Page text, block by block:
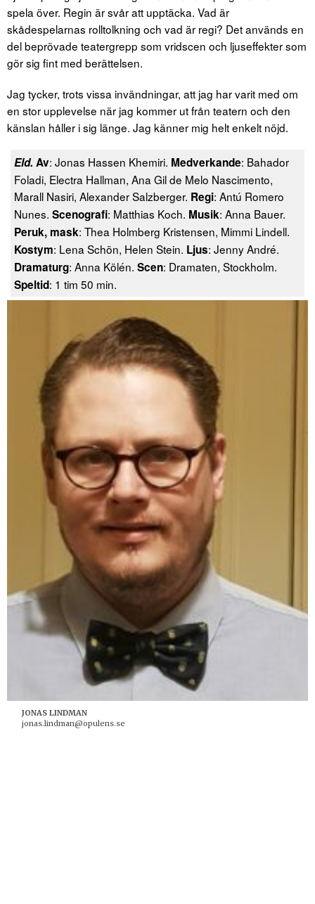
spela över. Regin är svår att upptäcka. Vad är
skådespelarnas rolltolkning och vad är regi? Det används en
del beprövade teatergrepp som vridscen och ljuseffekter som
gör sig fint med berättelsen.
Jag tycker, trots vissa invändningar, att jag har varit med om
en stor upplevelse när jag kommer ut från teatern och den
känslan håller i sig länge. Jag känner mig helt enkelt nöjd.
Eld. Av: Jonas Hassen Khemiri. Medverkande: Bahador
Foladi, Electra Hallman, Ana Gil de Melo Nascimento,
Marall Nasiri, Alexander Salzberger. Regi: Antú Romero
Nunes. Scenografi: Matthias Koch. Musik: Anna Bauer.
Peruk, mask: Thea Holmberg Kristensen, Mimmi Lindell.
Kostym: Lena Schön, Helen Stein. Ljus: Jenny André.
Dramaturg: Anna Kölén. Scen: Dramaten, Stockholm.
Speltid: 1 tim 50 min.
JONAS LINDMAN
jonas.lindman@opulens.se